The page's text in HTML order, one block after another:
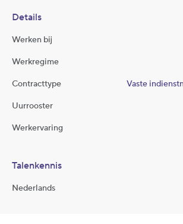
Details
Werken bij
Werkregime
Contracttype Vaste
Uurrooster
Werkervaring
Talenkennis
Nederlands